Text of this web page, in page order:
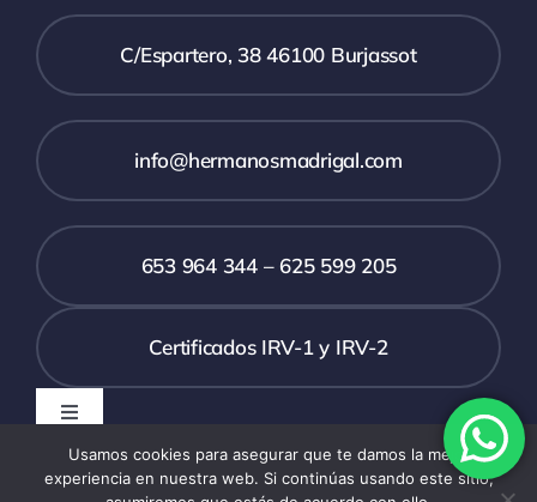
C/Espartero, 38 46100 Burjassot
info@hermanosmadrigal.com
653 964 344 – 625 599 205
Certificados IRV-1 y IRV-2
Toggle
Navigation
Política de privacidad
Usamos cookies para asegurar que te damos la mejor
experiencia en nuestra web. Si continúas usando este sitio,